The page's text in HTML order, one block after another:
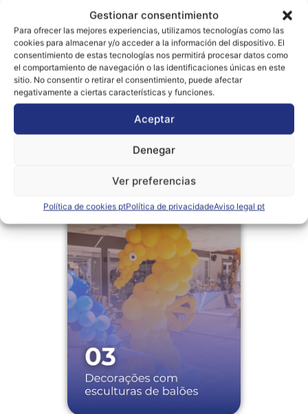
Gestionar consentimiento
Para ofrecer las mejores experiencias, utilizamos tecnologías como las
cookies para almacenar y/o acceder a la información del dispositivo. El
consentimiento de estas tecnologías nos permitirá procesar datos como
el comportamiento de navegación o las identificaciones únicas en este
sitio. No consentir o retirar el consentimiento, puede afectar
negativamente a ciertas características y funciones.
Aceptar
Denegar
Ver preferencias
Política de cookies ptPolítica de privacidadeAviso legal pt